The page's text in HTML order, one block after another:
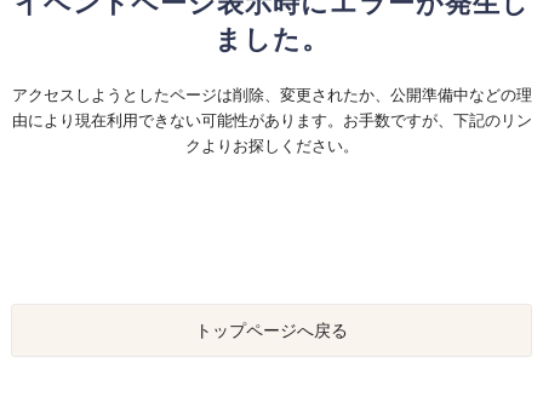
ました。
アクセスしようとしたページは削除、変更されたか、公開準備中などの理
由により現在利用できない可能性があります。お手数ですが、下記のリン
クよりお探しください。
トップページへ戻る